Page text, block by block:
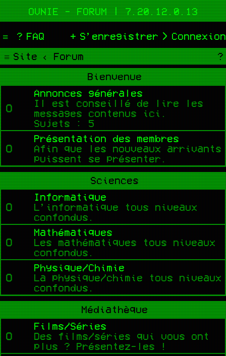
OVNIE - FORUM | 7.20.12.0.13
FAQ Connexion
S’enregistrer
Site Forum
Bienvenue
Annonces générales
Il est conseillé de lire les
messages contenus ici.
Sujets : 5
Présentation des membres
Afin que les nouveaux arrivants
puissent se présenter.
Sciences
Informatique
L’informatique tous niveaux
confondus.
Mathématiques
Les mathématiques tous niveaux
confondus.
Physique/Chimie
La physique/chimie tous niveaux
confondus.
Médiathèque
Films/Séries
Des films/séries qui vous ont
plus ? Présentez-les !